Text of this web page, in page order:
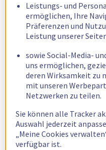
Leistungs- und
ermöglichen, Ihre
Präferenzen und
Leistung unserer
sowie Social-Media-
uns ermöglichen,
deren Wirksamkeit zu
mit unseren
Netzwerken zu teilen.
Sie können alle Tracker
Auswahl jederzeit
„Meine Cookies
verfügbar ist.